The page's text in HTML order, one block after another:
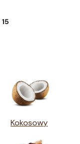
15
Kokosowy